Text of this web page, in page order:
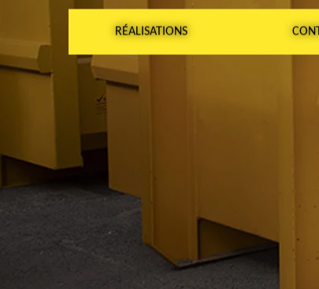
RÉALISATIONS